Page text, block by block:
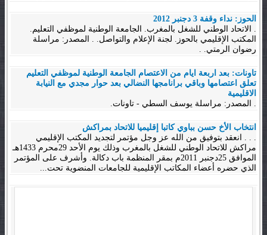
الحوز: نداء وقفة 3 دجنبر 2012
. الاتحاد الوطني للشغل بالمغرب. الجامعة الوطنية لموظفي التعليم.
المكتب الإقليمي بالحوز. لجنة الإعلام والتواصل. . المصدر: مراسلة
رضوان الرمتي. .
تاونات: بعد اربعة ايام من الاعتصام الجامعة الوطنية لموظفي التعليم
تعلق اعتصامها وباقي برانامجها النضالي بعد حوار مجدي مع النيابة
الاقليمية
. المصدر: مراسلة يوسف السطي - تاونات.
انتخاب الأخ حسن بباوي كاتبا إقليميا للاتحاد بمراكش
. . . انعقد بتوفيق من الله عز وجل مؤتمر لتجديد المكتب الإقليمي
مراكش للاتحاد الوطني للشغل بالمغرب وذلك يوم الأحد 29محرم 1433هـ
الموافق 25دجنبر 2011م بمقر المنظمة باب دكالة. وأشرف على المؤتمر
الذي حضره أعضاء المكاتب الإقليمية للجامعات المنضوية تحت...